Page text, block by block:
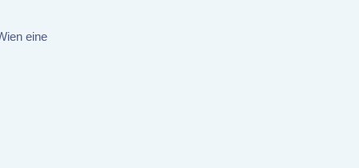
eine